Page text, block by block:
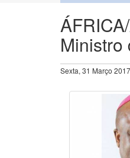
Ministro
Sexta, 31 Março 2017